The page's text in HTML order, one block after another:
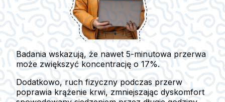
Badania wskazują, że nawet 5-minutowa przerwa
może zwiększyć koncentrację o 17%.
Dodatkowo, ruch fizyczny podczas przerw
poprawia krążenie krwi, zmniejszając dyskomfort